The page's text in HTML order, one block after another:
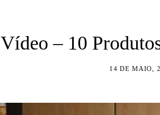
Vídeo – 10
14 DE MAIO,